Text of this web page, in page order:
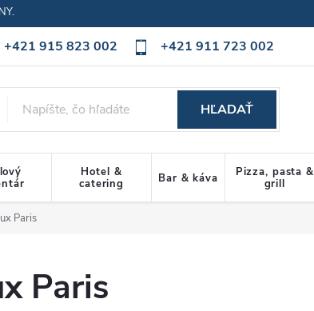
+421 915 823 002 +421 911 723 002
Ochrana osobných údajov Cookies policy
HĽADAŤ
Hotel &
catering
Bar & káva
Pizza, pasta &
grill
Paris
Paris